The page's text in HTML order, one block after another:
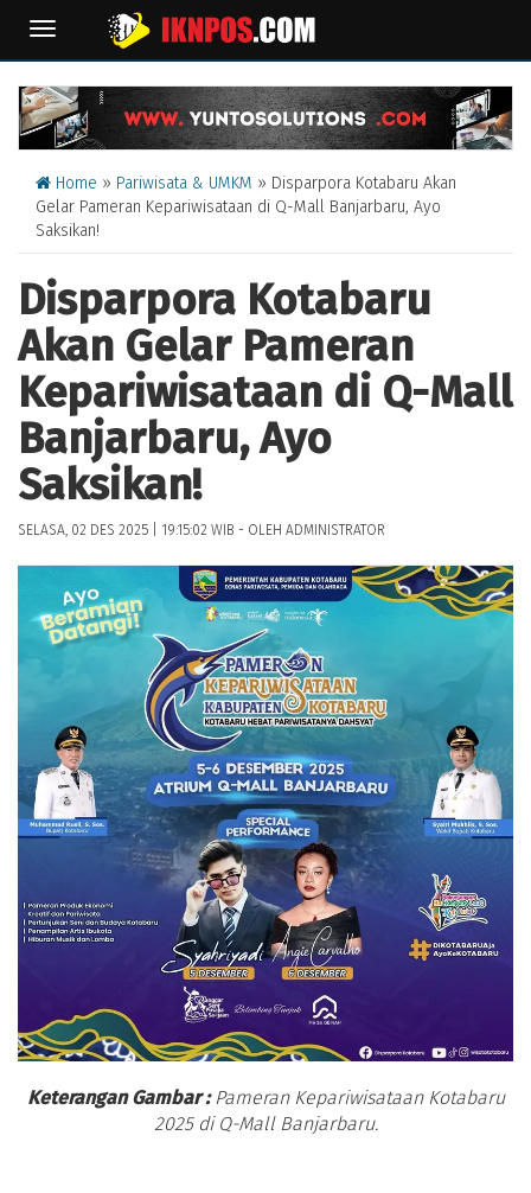
TOGGLE
NAVIGATION
Home » Pariwisata & UMKM » Disparpora Kotabaru Akan
Gelar Pameran Kepariwisataan di Q-Mall Banjarbaru, Ayo
Saksikan!
Disparpora Kotabaru
Akan Gelar Pameran
Kepariwisataan di Q-Mall
Banjarbaru, Ayo
Saksikan!
SELASA, 02 DES 2025 | 19:15:02 WIB - OLEH ADMINISTRATOR
Keterangan Gambar :Pameran Kepariwisataan Kotabaru
2025 di Q-Mall Banjarbaru.